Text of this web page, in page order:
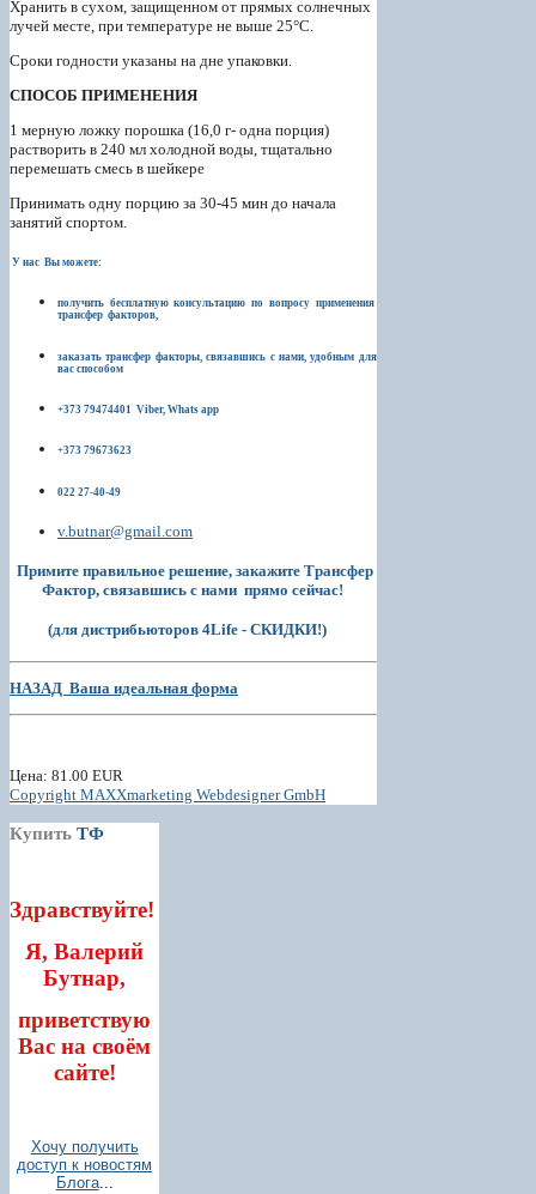
Хранить в сухом, защищенном от прямых солнечных
лучей месте, при температуре не выше 25°С.
Сроки годности указаны на дне упаковки.
СПОСОБ ПРИМЕНЕНИЯ
1 мерную ложку порошка (16,0 г- одна порция)
растворить в 240 мл холодной воды, тщатально
перемешать смесь в шейкере
Принимать одну порцию за 30-45 мин до начала
занятий спортом.
У нас Вы можете:
получить бесплатную консультацию по вопросу применения
трансфер факторов,
заказать трансфер факторы, связавшись с нами, удобным для
вас способом
+373 79474401 Viber, Whats app
+373 79673623
022 27-40-49
v.butnar@gmail.com
Примите правильное решение, закажите Трансфер
Фактор, связавшись с нами прямо сейчас!
(для дистрибьюторов 4Life - СКИДКИ!)
НАЗАД Ваша идеальная форма
Цена: 81.00 EUR
Copyright MAXXmarketing Webdesigner GmbH
Купить ТФ
Здравствуйте!
Я, Валерий
Бутнар,
приветствую
Вас на своём
сайте!
Хочу получить
доступ к новостям
Блога...